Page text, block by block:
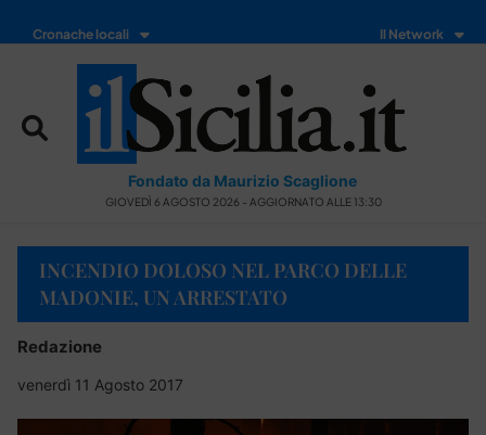
Cronache locali Il Network
Fondato da Maurizio Scaglione
GIOVEDÌ 6 AGOSTO 2026 - AGGIORNATO ALLE 13:30
INCENDIO DOLOSO NEL PARCO DELLE
MADONIE, UN ARRESTATO
Redazione
venerdì 11 Agosto 2017